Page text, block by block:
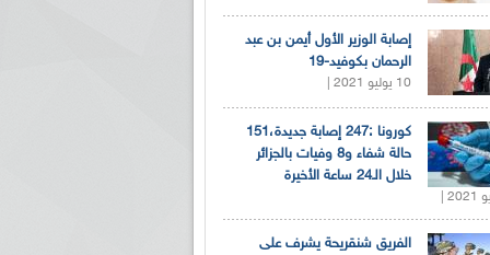
إصابة الوزير الأول أيمن بن عبد
الرحمان بكوفيد-19
10 يوليو 2021 |
كورونا :247 إصابة جديدة،151
حالة شفاء و8 وفيات بالجزائر
خلال الـ24 ساعة الأخيرة
الفريق شنقريحة يشرف على